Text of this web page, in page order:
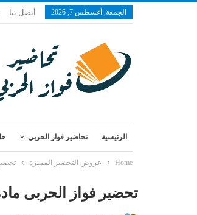
الجمعة, أغسطس 7, 2026 أتصل بنا
الرئيسية تحاضير فواز الحربي
Home عروض التحضير المميزة تحضير
تحضير فواز الحربى مادة احياء 2 مقررات